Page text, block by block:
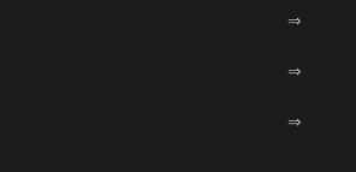
⇒
⇒
⇒